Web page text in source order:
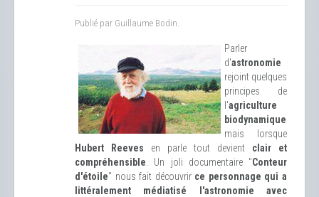
Publié par Guillaume Bodin.
Parler
d'astronomie
rejoint quelques
principes de
l'agriculture
biodynamique
mais lorsque
Hubert Reeves en parle tout devient clair et
compréhensible . Un joli documentaire "Conteur
d'étoile" nous fait découvrir ce personnage qui a
littéralement médiatisé l'astronomie avec